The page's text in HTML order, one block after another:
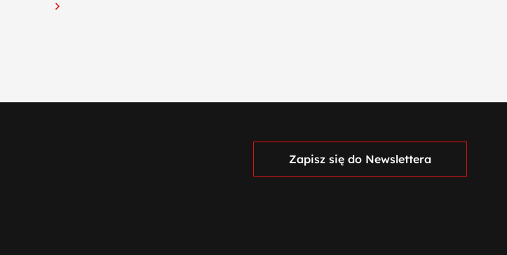
Zapisz się do Newslettera